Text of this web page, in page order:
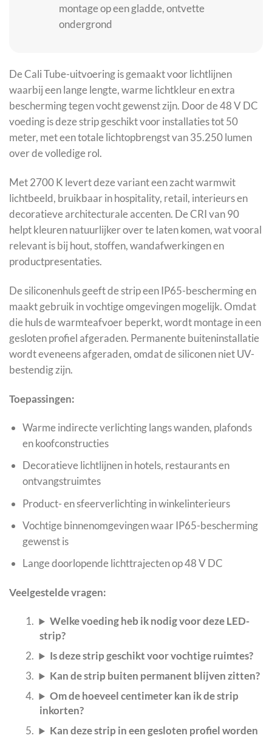
montage op een gladde, ontvette
ondergrond
De Cali Tube-uitvoering is gemaakt voor lichtlijnen
waarbij een lange lengte, warme lichtkleur en extra
bescherming tegen vocht gewenst zijn. Door de 48 V DC
voeding is deze strip geschikt voor installaties tot 50
meter, met een totale lichtopbrengst van 35.250 lumen
over de volledige rol.
Met 2700 K levert deze variant een zacht warmwit
lichtbeeld, bruikbaar in hospitality, retail, interieurs en
decoratieve architecturale accenten. De CRI van 90
helpt kleuren natuurlijker over te laten komen, wat vooral
relevant is bij hout, stoffen, wandafwerkingen en
productpresentaties.
De siliconenhuls geeft de strip een IP65-bescherming en
maakt gebruik in vochtige omgevingen mogelijk. Omdat
die huls de warmteafvoer beperkt, wordt montage in een
gesloten profiel afgeraden. Permanente buiteninstallatie
wordt eveneens afgeraden, omdat de siliconen niet UV-
bestendig zijn.
Toepassingen:
Warme indirecte verlichting langs wanden, plafonds
en koofconstructies
Decoratieve lichtlijnen in hotels, restaurants en
ontvangstruimtes
Product- en sfeerverlichting in winkelinterieurs
Vochtige binnenomgevingen waar IP65-bescherming
gewenst is
Lange doorlopende lichttrajecten op 48 V DC
Veelgestelde vragen:
Welke voeding heb ik nodig voor deze LED-
strip?
Is deze strip geschikt voor vochtige ruimtes?
Kan de strip buiten permanent blijven zitten?
Om de hoeveel centimeter kan ik de strip
inkorten?
Kan deze strip in een gesloten profiel worden